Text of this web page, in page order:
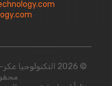
© 2026